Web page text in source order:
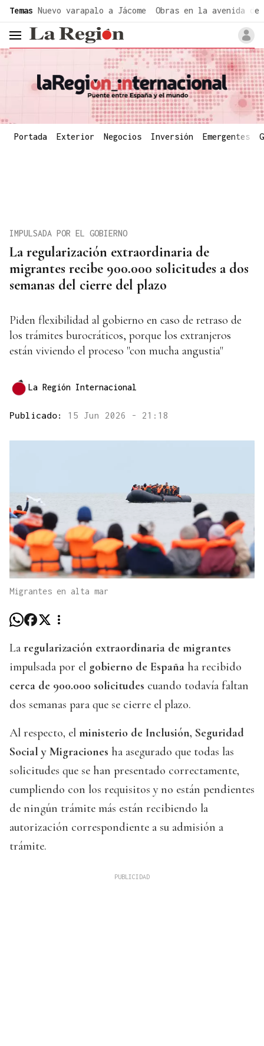
Temas Nuevo varapalo a Jácome Obras en la avenida de
header.menu.open
Portada Exterior Negocios Inversión Emergentes
La regularización extraordinaria de
migrantes recibe 900.000 solicitudes a dos
semanas del cierre del plazo
IMPULSADA POR EL GOBIERNO
Piden flexibilidad al gobierno en caso de retraso de
los trámites burocráticos, porque los extranjeros
están viviendo el proceso "con mucha angustia"
La Región Internacional
Publicado: 15 Jun 2026 - 21:18
Migrantes en alta mar
La regularización extraordinaria de migrantes
impulsada por el gobierno de España ha recibido
cerca de 900.000 solicitudes cuando todavía faltan
dos semanas para que se cierre el plazo.
Al respecto, el ministerio de Inclusión, Seguridad
Social y Migraciones ha asegurado que todas las
solicitudes que se han presentado correctamente,
cumpliendo con los requisitos y no están pendientes
de ningún trámite más están recibiendo la
autorización correspondiente a su admisión a
trámite.